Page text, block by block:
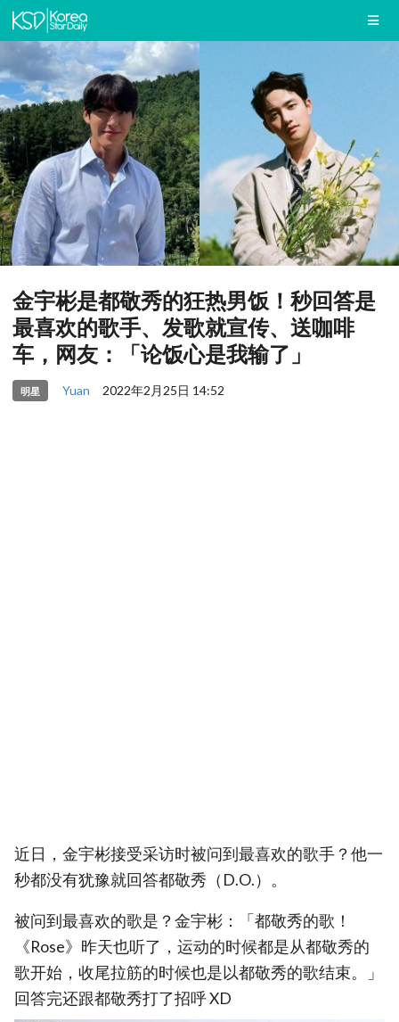
金宇彬是都敬秀的狂热男饭！秒回答是
最喜欢的歌手、发歌就宣传、送咖啡
车，网友：「论饭心是我输了」
明星 Yuan 2022年2月25日 14:52
近日，金宇彬接受采访时被问到最喜欢的歌手？他一
秒都没有犹豫就回答都敬秀（D.O.）。
被问到最喜欢的歌是？金宇彬：「都敬秀的歌！
《Rose》昨天也听了，运动的时候都是从都敬秀的
歌开始，收尾拉筋的时候也是以都敬秀的歌结束。」
回答完还跟都敬秀打了招呼 XD